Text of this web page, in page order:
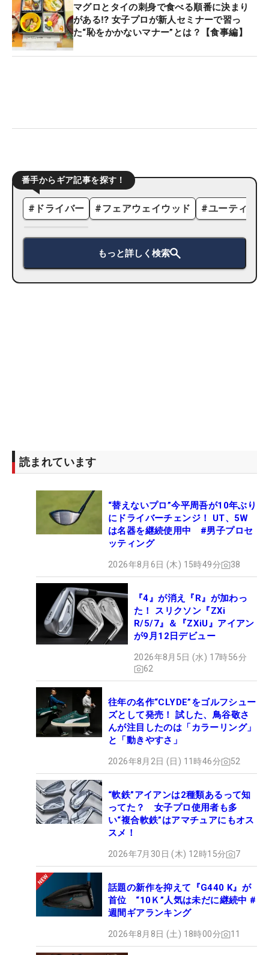
マグロとタイの刺身で食べる順番に決まり
がある⁉ 女子プロが新人セミナーで習っ
た“恥をかかないマナー”とは？【食事編】
番手からギア記事を探す！
# ドライバー #フェアウェイウッド #ユーティリ
もっと詳しく検索
読まれています
“替えないプロ”今平周吾が10年ぶり
にドライバーチェンジ！ UT、5W
は名器を継続使用中 #男子プロセ
ッティング
2026年8月6日 (木) 15時49分 38
『4』が消え『R』が加わっ
た！ スリクソン『ZXi
R/5/7』＆『ZXiU』アイアン
が9月12日デビュー
2026年8月5日 (水) 17時56分
62
往年の名作“CLYDE”をゴルフシュー
ズとして発売！ 試した、鳥谷敬さ
んが注目したのは「カラーリング」
と「動きやすさ」
2026年8月2日 (日) 11時46分 52
“軟鉄”アイアンは2種類あるって知
ってた？ 女子プロ使用者も多
い“複合軟鉄”はアマチュアにもオス
スメ！
2026年7月30日 (木) 12時15分 7
話題の新作を抑えて『G440 K』が
首位 “10Ｋ”人気は未だに継続中 #
週間ギアランキング
2026年8月8日 (土) 18時00分 11